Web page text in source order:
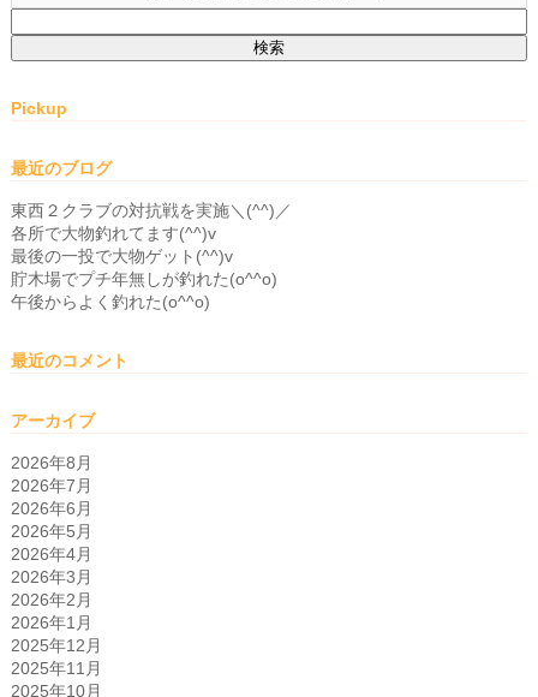
索:
Pickup
最近のブログ
東西２クラブの対抗戦を実施＼(^^)／
各所で大物釣れてます(^^)v
最後の一投で大物ゲット(^^)v
貯木場でプチ年無しが釣れた(o^^o)
午後からよく釣れた(o^^o)
最近のコメント
アーカイブ
2026年8月
2026年7月
2026年6月
2026年5月
2026年4月
2026年3月
2026年2月
2026年1月
2025年12月
2025年11月
2025年10月